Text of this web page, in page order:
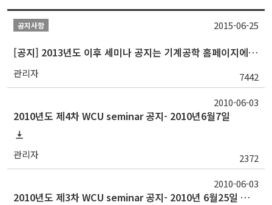
공지사항
[공지] 2013년도 이후 세미나 공지는 기계공학 홈페이지에서 확인가능
관리자 7442
2015-06-25
2010년도 제4차 WCU seminar 공지- 2010년6월7일
관리자 2372
2010-06-03
2010년도 제3차 WCU seminar 공지- 2010년 6월25일 금요일
2010-06-03